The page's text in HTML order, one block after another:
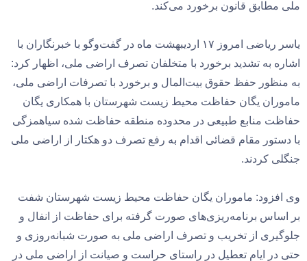
ملی مطابق قانون برخورد می‌کند.
یاسر ریاضی امروز ۱۷ اردیبهشت ماه در گفت‌وگو با خبرنگاران با
اشاره به تشدید برخورد با متخلفان تصرف اراضی ملی، اظهار کرد:
به منظور حفظ حقوق بیت‌المال و برخورد با تصرفات اراضی ملی،
ماموران یگان حفاظت محیط زیست شهرستان با همکاری یگان
حفاظت منابع طبیعی در محدوده منطقه حفاظت شده سیاهمزگی
با دستور مقام قضائی اقدام به رفع تصرف دو هکتار از اراضی ملی
جنگلی کردند.
وی افزود: ماموران یگان حفاظت محیط زیست شهرستان شفت
بر اساس برنامه‌ریزی‌های صورت گرفته برای حفاظت از انفال و
جلوگیری از تخریب و تصرف اراضی ملی به صورت شبانه‌روزی و
حتی در ایام تعطیل در راستای حراست و صیانت از اراضی ملی در